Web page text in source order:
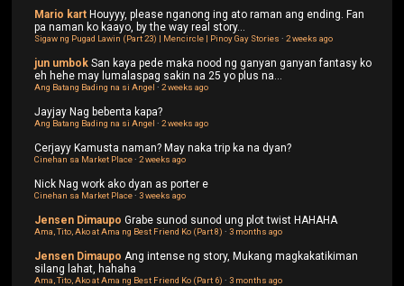
Mario kart Houyyy, please nganong ing ato raman ang ending. Fan
pa naman ko kaayo, by the way real story...
Sigaw ng Pugad Lawin (Part 23) | Mencircle | Pinoy Gay Stories ·2 weeks ago
jun umbok San kaya pede maka nood ng ganyan ganyan fantasy ko
eh hehe may lumalaspag sakin na 25 yo plus na...
Ang Batang Bading na si Angel ·2 weeks ago
JayjayNag bebenta kapa?
Ang Batang Bading na si Angel ·2 weeks ago
CerjayyKamusta naman? May naka trip ka na dyan?
Cinehan sa Market Place·2 weeks ago
NickNag work ako dyan as porter e
Cinehan sa Market Place·3 weeks ago
Jensen Dimaupo Grabe sunod sunod ung plot twist HAHAHA
Ama, Tito, Ako at Ama ng Best Friend Ko (Part 8) ·3 months ago
Jensen Dimaupo Ang intense ng story, Mukang magkakatikiman
silang lahat, hahaha
Ama, Tito, Ako at Ama ng Best Friend Ko (Part 6) ·3 months ago